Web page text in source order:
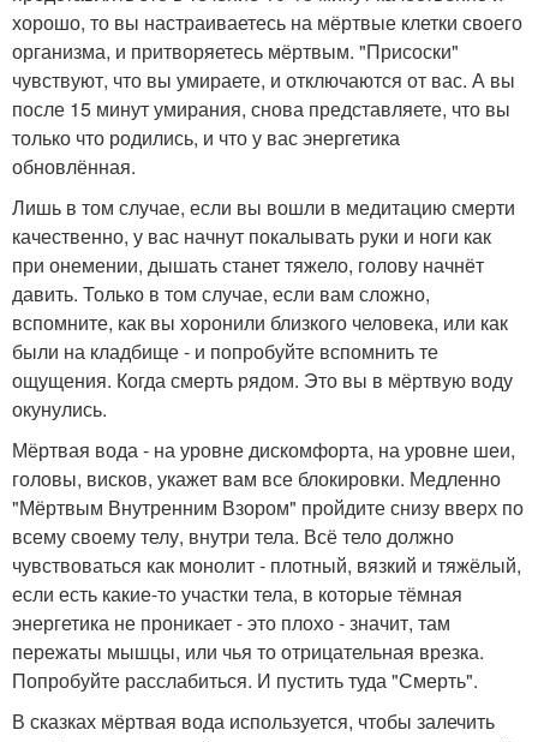
хорошо, то вы настраиваетесь на мёртвые клетки своего
организма, и притворяетесь мёртвым. "Присоски"
чувствуют, что вы умираете, и отключаются от вас. А вы
после 15 минут умирания, снова представляете, что вы
только что родились, и что у вас энергетика
обновлённая.
Лишь в том случае, если вы вошли в медитацию смерти
качественно, у вас начнут покалывать руки и ноги как
при онемении, дышать станет тяжело, голову начнёт
давить. Только в том случае, если вам сложно,
вспомните, как вы хоронили близкого человека, или как
были на кладбище - и попробуйте вспомнить те
ощущения. Когда смерть рядом. Это вы в мёртвую воду
окунулись.
Мёртвая вода - на уровне дискомфорта, на уровне шеи,
головы, висков, укажет вам все блокировки. Медленно
"Мёртвым Внутренним Взором" пройдите снизу вверх по
всему своему телу, внутри тела. Всё тело должно
чувствоваться как монолит - плотный, вязкий и тяжёлый,
если есть какие-то участки тела, в которые тёмная
энергетика не проникает - это плохо - значит, там
пережаты мышцы, или чья то отрицательная врезка.
Попробуйте расслабиться. И пустить туда "Смерть".
В сказках мёртвая вода используется, чтобы залечить